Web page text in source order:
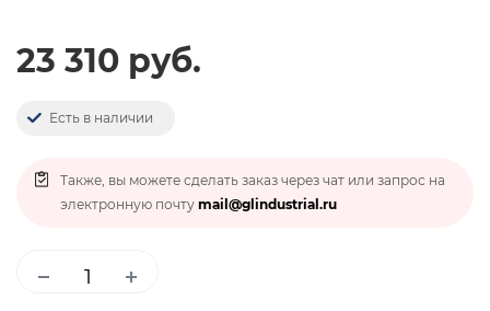
23 310 руб.
Есть в наличии
Также, вы можете сделать заказ через чат или запрос на
электронную почту mail@glindustrial.ru